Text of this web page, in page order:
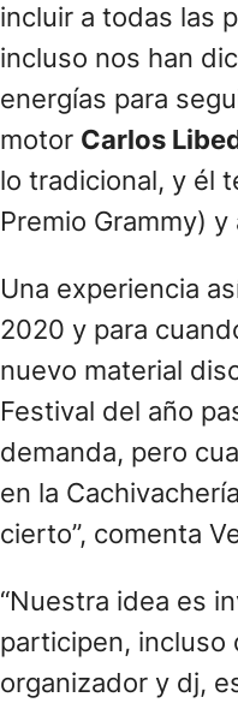
incluir a todas las
incluso nos han
energías para
motor Carlos
lo tradicional, y él
Premio Grammy) y
Una experiencia
2020 y para
nuevo material
Festival del año
demanda, pero
en la
cierto”, comenta
“Nuestra idea es
participen, incluso
organizador y dj,